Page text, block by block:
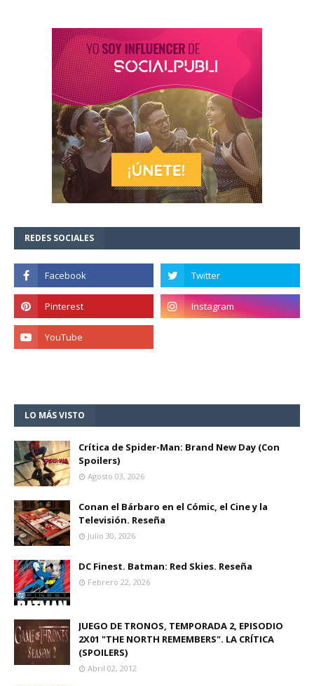
REDES SOCIALES
LO MÁS VISTO
Crítica de Spider-Man: Brand New Day (Con
Spoilers)
Agosto 03, 2026
Conan el Bárbaro en el Cómic, el Cine y la
Televisión. Reseña
Julio 30, 2026
DC Finest. Batman: Red Skies. Reseña
Febrero 22, 2026
JUEGO DE TRONOS, TEMPORADA 2, EPISODIO
2X01 "THE NORTH REMEMBERS". LA CRÍTICA
(SPOILERS)
Abril 02, 2012